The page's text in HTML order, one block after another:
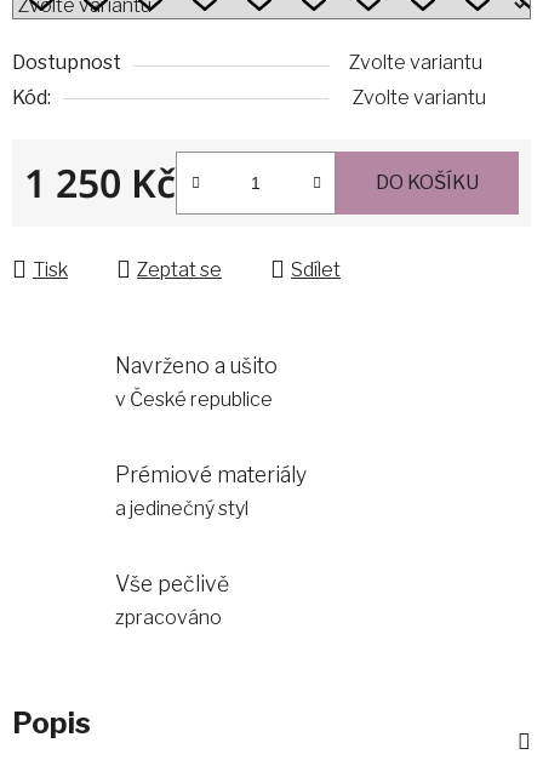
Dostupnost
Zvolte variantu
Kód:
Zvolte variantu
1 250 Kč DO KOŠÍKU
Tisk Zeptat se Sdílet
Navrženo a ušito
v České republice
Prémiové materiály
a jedinečný styl
Vše pečlivě
zpracováno
Popis